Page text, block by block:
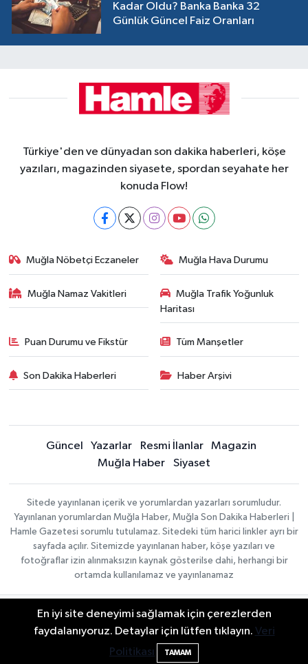
Kadar Oldu? Banka Banka 32
Günlük Güncel Faiz Oranları
Türkiye'den ve dünyadan son dakika haberleri, köşe
yazıları, magazinden siyasete, spordan seyahate her
konuda Flow!
Muğla Nöbetçi Eczaneler Muğla Hava Durumu
Muğla Namaz Vakitleri
Muğla Trafik Yoğunluk
Haritası
Puan Durumu ve Fikstür Tüm Manşetler
Son Dakika Haberleri Haber Arşivi
Güncel Yazarlar Resmi İlanlar
Magazin
Muğla Haber
Siyaset
Sitede yayınlanan içerik ve yorumlardan yazarları sorumludur.
Yayınlanan yorumlardan Muğla Haber, Muğla Son Dakika Haberleri |
Hamle Gazetesi sorumlu tutulamaz. Sitedeki tüm harici linkler ayrı bir
sayfada açılır. Sitemizde yayınlanan haber, köşe yazıları ve
fotoğraflar izin alınmaksızın kaynak gösterilse dahi, herhangi bir
ortamda kullanılamaz ve yayınlanamaz
Gizlilik Sözleşmesi
Veri Politikası
Haber Yazılımı:
TE Bilişim
| Copyright © 2026
En iyi site deneyimi sağlamak için çerezlerden
faydalanıyoruz. Detaylar için lütfen tıklayın. Veri
Politikası
TAMAM